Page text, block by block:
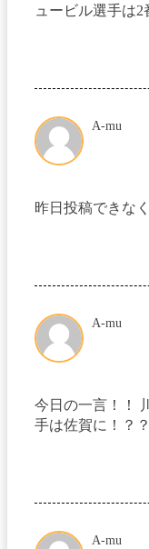
ュービル選手は
A-mu
昨日投稿できな
A-mu
今日の一言！！
手は佐賀に！？
A-mu